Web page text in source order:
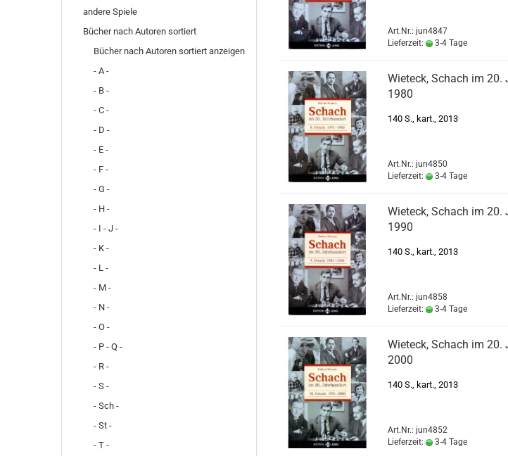
Art.Nr.: jun4847
Lieferzeit:
3-4 Tage
Wieteck, Schach im 20.
1980
140 S., kart., 2013
Art.Nr.: jun4850
Lieferzeit:
3-4 Tage
Wieteck, Schach im 20.
1990
140 S., kart., 2013
Art.Nr.: jun4858
Lieferzeit:
3-4 Tage
Wieteck, Schach im 20.
2000
140 S., kart., 2013
Art.Nr.: jun4852
Lieferzeit:
3-4 Tage
andere Spiele
Bücher nach Autoren sortiert
Bücher nach Autoren sortiert anzeigen
- A -
- B -
- C -
- D -
- E -
- F -
- G -
- H -
- I - J -
- K -
- L -
- M -
- N -
- O -
- P - Q -
- R -
- S -
- Sch -
- St -
- T -